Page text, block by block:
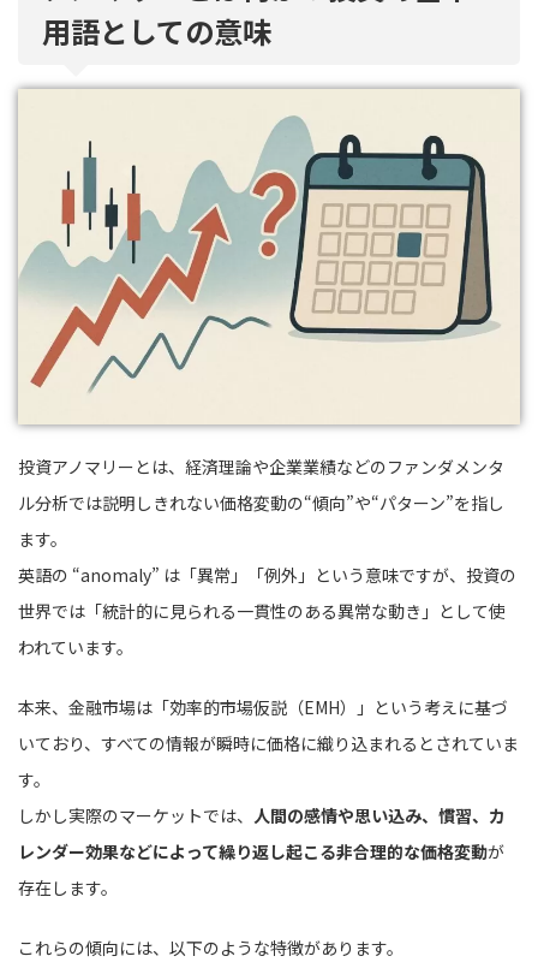
用語としての意味
投資アノマリーとは、経済理論や企業業績などのファンダメンタ
ル分析では説明しきれない価格変動の“傾向”や“パターン”を指し
ます。
英語の “anomaly” は「異常」「例外」という意味ですが、投資の
世界では「統計的に見られる一貫性のある異常な動き」として使
われています。
本来、金融市場は「効率的市場仮説（EMH）」という考えに基づ
いており、すべての情報が瞬時に価格に織り込まれるとされていま
す。
しかし実際のマーケットでは、 人間の感情や思い込み、慣習、カ
レンダー効果などによって繰り返し起こる非合理的な価格変動が
存在します。
これらの傾向には、以下のような特徴があります。